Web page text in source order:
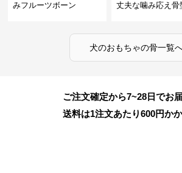
みフルーツボーン
丈夫な噛み応え骨
犬のおもちゃの骨一覧
ご注文確定から7~28日でお
送料は1注文あたり600円か